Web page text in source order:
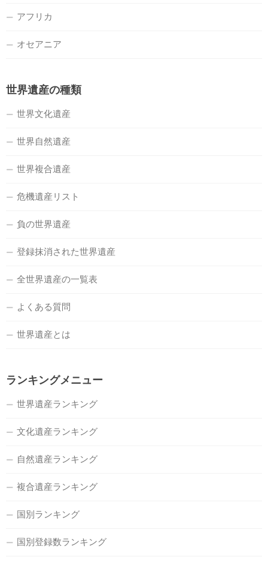
アフリカ
オセアニア
世界遺産の種類
世界文化遺産
世界自然遺産
世界複合遺産
危機遺産リスト
負の世界遺産
登録抹消された世界遺産
全世界遺産の一覧表
よくある質問
世界遺産とは
ランキングメニュー
世界遺産ランキング
文化遺産ランキング
自然遺産ランキング
複合遺産ランキング
国別ランキング
国別登録数ランキング